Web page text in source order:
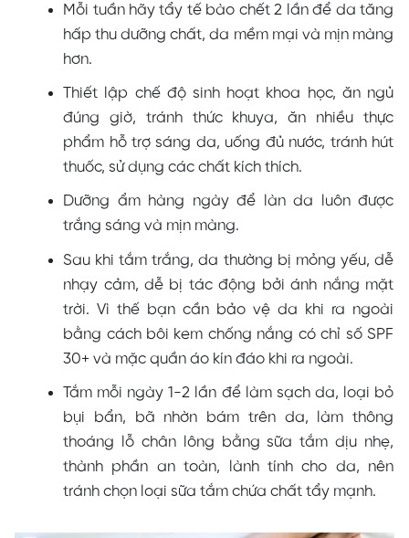
Mỗi tuần hãy tẩy tế bào chết 2 lần để da tăng
hấp thu dưỡng chất, da mềm mại và mịn màng
hơn.
Thiết lập chế độ sinh hoạt khoa học, ăn ngủ
đúng giờ, tránh thức khuya, ăn nhiều thực
phẩm hỗ trợ sáng da, uống đủ nước, tránh hút
thuốc, sử dụng các chất kích thích.
Dưỡng ẩm hàng ngày để làn da luôn được
trắng sáng và mịn màng.
Sau khi tắm trắng, da thường bị mỏng yếu, dễ
nhạy cảm, dễ bị tác động bởi ánh nắng mặt
trời. Vì thế bạn cần bảo vệ da khi ra ngoài
bằng cách bôi kem chống nắng có chỉ số SPF
30+ và mặc quần áo kín đáo khi ra ngoài.
Tắm mỗi ngày 1-2 lần để làm sạch da, loại bỏ
bụi bẩn, bã nhờn bám trên da, làm thông
thoáng lỗ chân lông bằng sữa tắm dịu nhẹ,
thành phần an toàn, lành tính cho da, nên
tránh chọn loại sữa tắm chứa chất tẩy mạnh.